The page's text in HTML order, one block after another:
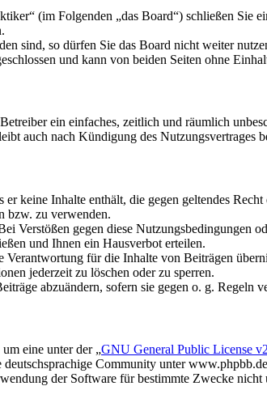
(im Folgenden „das Board“) schließen Sie
sind, so dürfen Sie das Board nicht weiter
und kann von beiden Seiten ohne
ein einfaches, zeitlich und räumlich
auch nach Kündigung des Nutzungsvertrages
keine Inhalte enthält, die gegen geltendes
bzw. zu verwenden.
Verstößen gegen diese
und Ihnen ein Hausverbot erteilen.
Verantwortung für die Inhalte von Beiträgen
jederzeit zu löschen oder zu sperren.
abzuändern, sofern sie gegen o. g.
eine unter der „GNU General Public License v2
Community unter
der Software für bestimmte Zwecke